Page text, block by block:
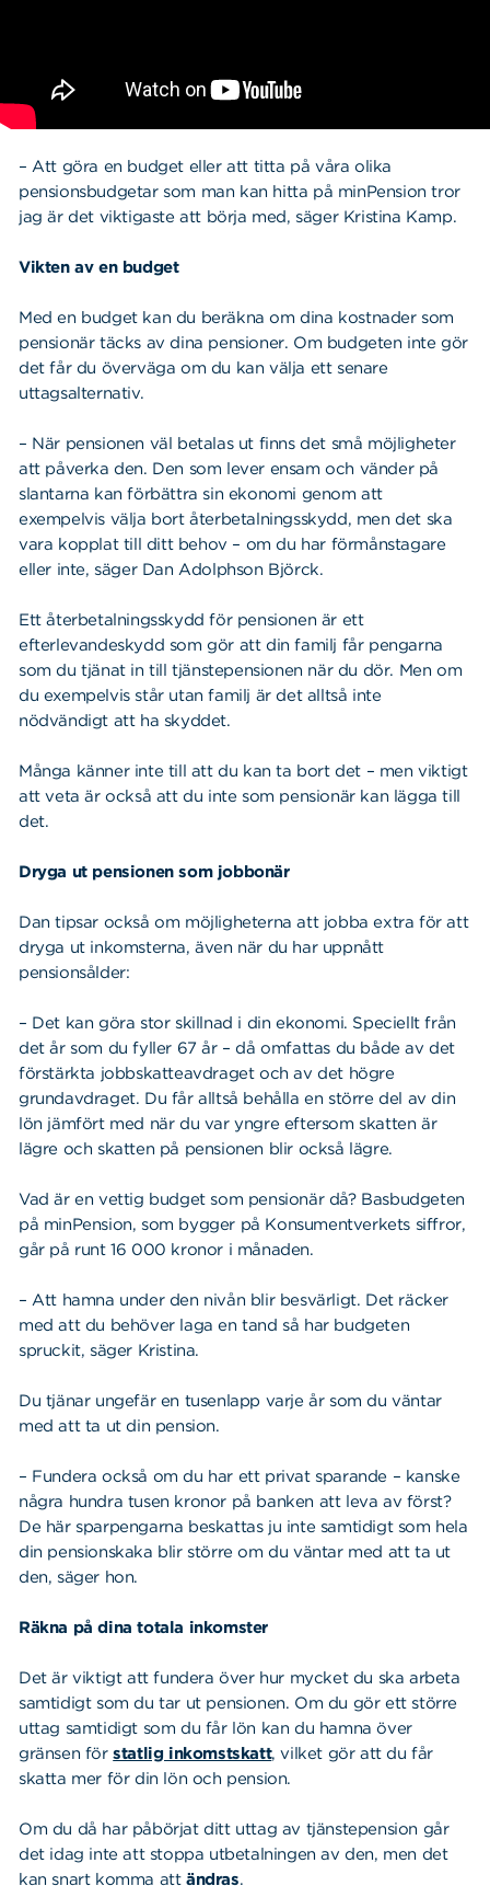
– Att göra en budget eller att titta på våra olika
pensionsbudgetar som man kan hitta på minPension tror
jag är det viktigaste att börja med, säger Kristina Kamp.
Vikten av en budget
Med en budget kan du beräkna om dina kostnader som
pensionär täcks av dina pensioner. Om budgeten inte gör
det får du överväga om du kan välja ett senare
uttagsalternativ.
– När pensionen väl betalas ut finns det små möjligheter
att påverka den. Den som lever ensam och vänder på
slantarna kan förbättra sin ekonomi genom att
exempelvis välja bort återbetalningsskydd, men det ska
vara kopplat till ditt behov – om du har förmånstagare
eller inte, säger Dan Adolphson Björck.
Ett återbetalningsskydd för pensionen är ett
efterlevandeskydd som gör att din familj får pengarna
som du tjänat in till tjänstepensionen när du dör. Men om
du exempelvis står utan familj är det alltså inte
nödvändigt att ha skyddet.
Många känner inte till att du kan ta bort det – men viktigt
att veta är också att du inte som pensionär kan lägga till
det.
Dryga ut pensionen som jobbonär
Dan tipsar också om möjligheterna att jobba extra för att
dryga ut inkomsterna, även när du har uppnått
pensionsålder:
– Det kan göra stor skillnad i din ekonomi. Speciellt från
det år som du fyller 67 år – då omfattas du både av det
förstärkta jobbskatteavdraget och av det högre
grundavdraget. Du får alltså behålla en större del av din
lön jämfört med när du var yngre eftersom skatten är
lägre och skatten på pensionen blir också lägre.
Vad är en vettig budget som pensionär då? Basbudgeten
på minPension, som bygger på Konsumentverkets siffror,
går på runt 16 000 kronor i månaden.
– Att hamna under den nivån blir besvärligt. Det räcker
med att du behöver laga en tand så har budgeten
spruckit, säger Kristina.
Du tjänar ungefär en tusenlapp varje år som du väntar
med att ta ut din pension.
– Fundera också om du har ett privat sparande – kanske
några hundra tusen kronor på banken att leva av först?
De här sparpengarna beskattas ju inte samtidigt som hela
din pensionskaka blir större om du väntar med att ta ut
den, säger hon.
Räkna på dina totala inkomster
Det är viktigt att fundera över hur mycket du ska arbeta
samtidigt som du tar ut pensionen. Om du gör ett större
uttag samtidigt som du får lön kan du hamna över
gränsen förstatlig inkomstskatt, vilket gör att du får
skatta mer för din lön och pension.
Om du då har påbörjat ditt uttag av tjänstepension går
det idag inte att stoppa utbetalningen av den, men det
kan snart komma att ändras.